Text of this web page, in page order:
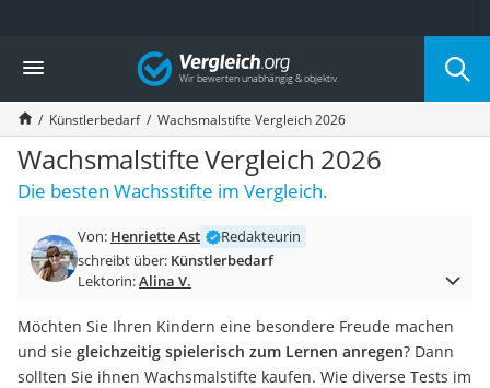
Die beliebtesten Vergleiche nach Kategorie
Freizeit & Sport
Gartentrampolin
Trampolin
Metalldetektor
Eufab-Fahrradträger
Trampolin 366 cm
Aluminium-Koffer
Futterboot
E-Bike-Dreirad
Trekkingschuhe Herren
Reisetasche mit Rollen
Vergleich
Künstlerbedarf Wachsmalstifte Vergleich 2026
Wachsmalstifte Vergleich 2026
Die besten Wachsstifte im Vergleich.
Von: Henriette Ast
Redakteurin
schreibt über: Künstlerbedarf
Lektorin:Alina V.
Möchten Sie Ihren Kindern eine besondere Freude machen
und sie gleichzeitig spielerisch zum Lernen anregen? Dann
sollten Sie ihnen Wachsmalstifte kaufen. Wie diverse Tests im